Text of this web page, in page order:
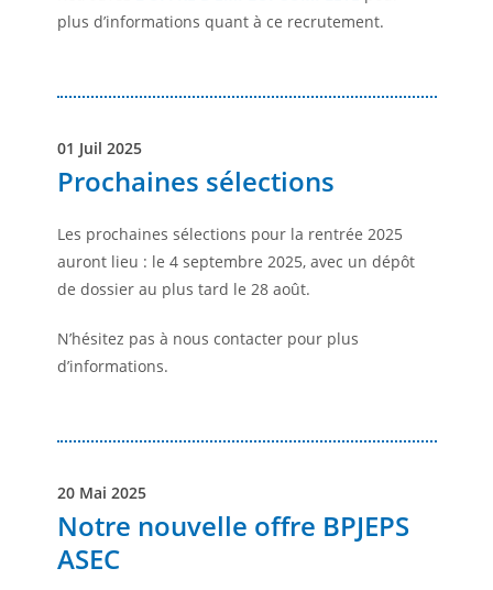
plus d’informations quant à ce recrutement.
01 Juil 2025
Prochaines sélections
Les prochaines sélections pour la rentrée 2025
auront lieu : le 4 septembre 2025, avec un dépôt
de dossier au plus tard le 28 août.
N’hésitez pas à nous contacter pour plus
d’informations.
20 Mai 2025
Notre nouvelle offre BPJEPS
ASEC